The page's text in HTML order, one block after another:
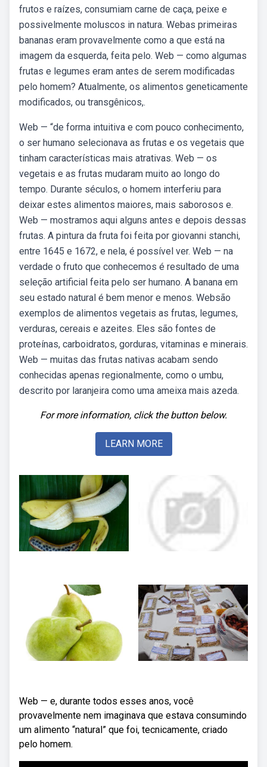
frutos e raízes, consumiam carne de caça, peixe e
possivelmente moluscos in natura. Webas primeiras
bananas eram provavelmente como a que está na
imagem da esquerda, feita pelo. Web — como algumas
frutas e legumes eram antes de serem modificadas
pelo homem? Atualmente, os alimentos geneticamente
modificados, ou transgênicos,.
Web — “de forma intuitiva e com pouco conhecimento,
o ser humano selecionava as frutas e os vegetais que
tinham características mais atrativas. Web — os
vegetais e as frutas mudaram muito ao longo do
tempo. Durante séculos, o homem interferiu para
deixar estes alimentos maiores, mais saborosos e.
Web — mostramos aqui alguns antes e depois dessas
frutas. A pintura da fruta foi feita por giovanni stanchi,
entre 1645 e 1672, e nela, é possível ver. Web — na
verdade o fruto que conhecemos é resultado de uma
seleção artificial feita pelo ser humano. A banana em
seu estado natural é bem menor e menos. Websão
exemplos de alimentos vegetais as frutas, legumes,
verduras, cereais e azeites. Eles são fontes de
proteínas, carboidratos, gorduras, vitaminas e minerais.
Web — muitas das frutas nativas acabam sendo
conhecidas apenas regionalmente, como o umbu,
descrito por laranjeira como uma ameixa mais azeda.
For more information, click the button below.
LEARN MORE
Web — e, durante todos esses anos, você
provavelmente nem imaginava que estava consumindo
um alimento “natural” que foi, tecnicamente, criado
pelo homem.